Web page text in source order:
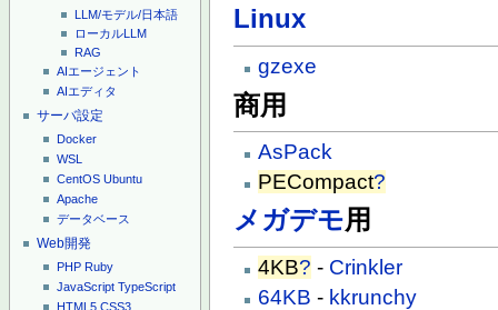
LLM/モデル/日本語
ローカルLLM
RAG
AIエージェント
AIエディタ
サーバ設定
Docker
WSL
CentOS Ubuntu
Apache
データベース
Web開発
PHP Ruby
JavaScript TypeScript
HTML5 CSS3
Linux
gzexe
商用
AsPack
PECompact?
メガデモ用
4KB? - Crinkler
64KB - kkrunchy